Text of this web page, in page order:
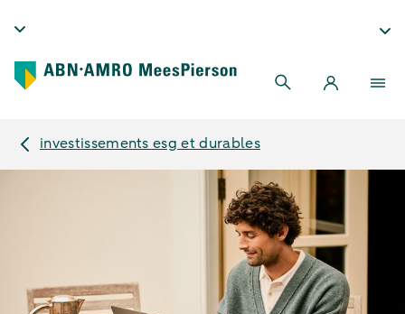
investissements esg et durables